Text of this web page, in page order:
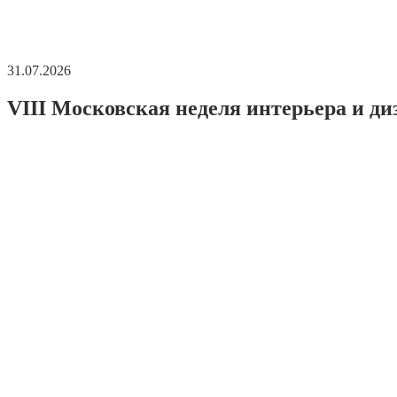
31.07.2026
VIII Московская неделя интерьера и